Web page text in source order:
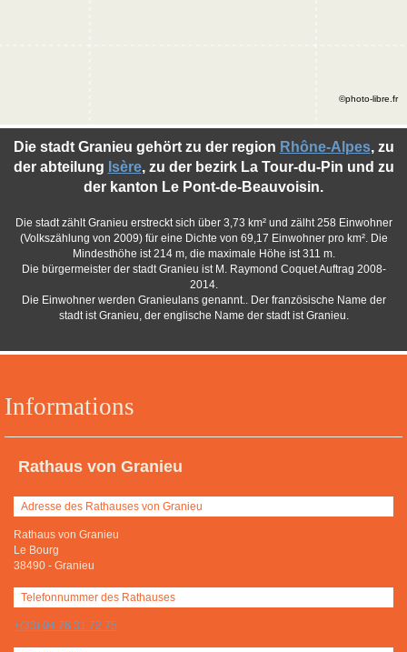
Informations
Rathaus von Granieu
Adresse des Rathauses von Granieu
Rathaus von Granieu
Le Bourg
38490 - Granieu
Telefonnummer des Rathauses
+(33) 04 76 31 72 75
Die stadt Granieu gehört zu der region Rhône-Alpes, zu
der abteilung Isère, zu der bezirk La Tour-du-Pin und zu
der kanton Le Pont-de-Beauvoisin.
Die stadt zählt Granieu erstreckt sich über 3,73 km² und zälht 258 Einwohner
(Volkszählung von 2009) für eine Dichte von 69,17 Einwohner pro km². Die
Mindesthöhe ist 214 m, die maximale Höhe ist 311 m.
Die bürgermeister der stadt Granieu ist M. Raymond Coquet Auftrag 2008-
2014.
Die Einwohner werden Granieulans genannt.. Der französische Name der
stadt ist Granieu, der englische Name der stadt ist Granieu.
©photo-libre.fr